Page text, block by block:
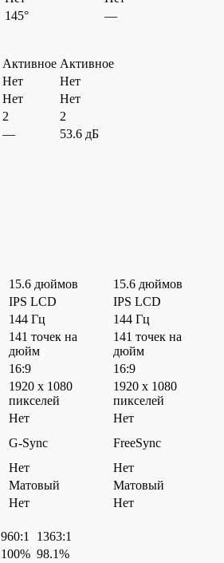
145°
—
Активное Активное
Нет
Нет
Нет
Нет
2
2
— 53.6 дБ
15.6 дюймов
15.6 дюймов
IPS LCD
IPS LCD
144 Гц
144 Гц
141 точек на
дюйм
141 точек на
дюйм
16:9
16:9
1920 x 1080
пикселей
1920 x 1080
пикселей
Нет
Нет
G-Sync
FreeSync
Нет
Нет
Матовый
Матовый
Нет
Нет
960:1
1363:1
100% 98.1%